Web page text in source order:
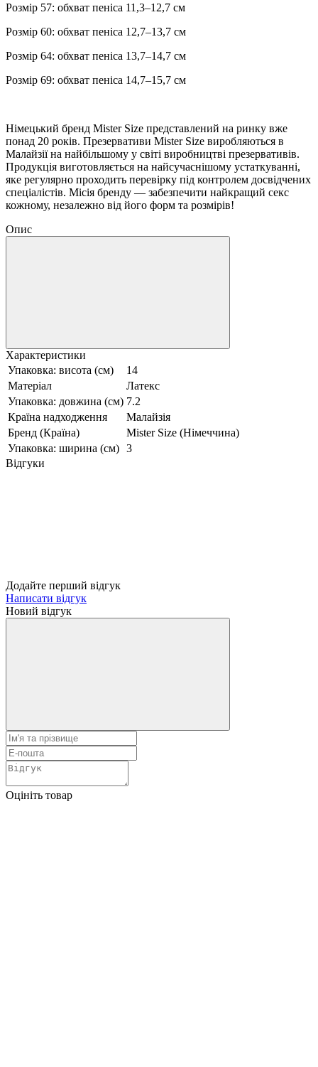
Розмір 57: обхват пеніса 11,3–12,7 см
Розмір 60: обхват пеніса 12,7–13,7 см
Розмір 64: обхват пеніса 13,7–14,7 см
Розмір 69: обхват пеніса 14,7–15,7 см
Німецький бренд Mister Size представлений на ринку вже
понад 20 років. Презервативи Mister Size виробляються в
Малайзії на найбільшому у світі виробництві презервативів.
Продукція виготовляється на найсучаснішому устаткуванні,
яке регулярно проходить перевірку під контролем досвідчених
спеціалістів. Місія бренду — забезпечити найкращий секс
кожному, незалежно від його форм та розмірів!
Опис
Характеристики
Упаковка: висота (см)
14
Матеріал
Латекс
Упаковка: довжина (см) 7.2
Країна надходження
Малайзія
Бренд (Країна)
Mister Size (Німеччина)
Упаковка: ширина (см) 3
Відгуки
Додайте перший відгук
Написати відгук
Новий відгук
Оцініть товар